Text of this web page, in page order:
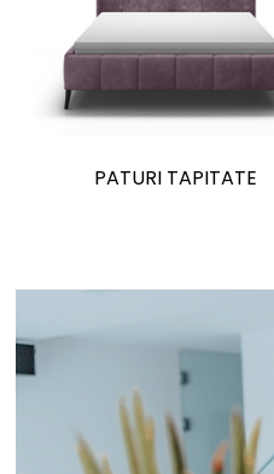
PATURI TAPITATE